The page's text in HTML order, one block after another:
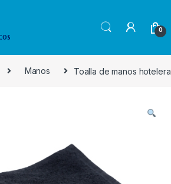
0
Manos Toalla de manos